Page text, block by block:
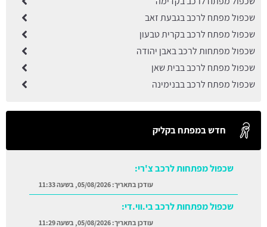
שכפול מפתח לרכב בגבעת זאב
שכפול מפתח לרכב בקרית טבעון
שכפול מפתחות לרכב באבן יהודה
שכפול מפתח לרכב בבית שאן
שכפול מפתח לרכב בבנימינה
חדש במפתח בקליק
שכפול מפתחות לרכב צ'רי:
עודכן בתאריך:05/08/2026, בשעה 11:33
שכפול מפתחות לרכב בי.ווי.די:
עודכן בתאריך:05/08/2026, בשעה 11:29